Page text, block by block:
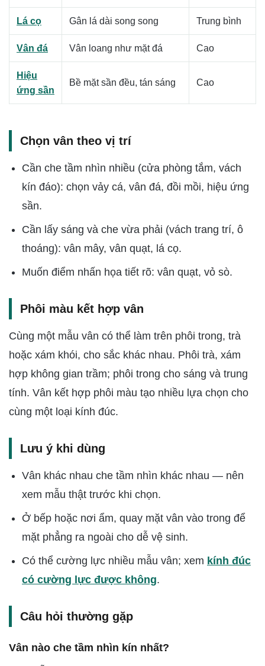
Lá cọ Gân lá dài song song Trung bình
Vân đá Vân loang như mặt đá Cao
Hiệu
ứng sần
Bề mặt sần đều, tán sáng Cao
Chọn vân theo vị trí
Cần che tầm nhìn nhiều (cửa phòng tắm, vách
kín đáo): chọn vảy cá, vân đá, đồi mồi, hiệu ứng
sần.
Cần lấy sáng và che vừa phải (vách trang trí, ô
thoáng): vân mây, vân quạt, lá cọ.
Muốn điểm nhấn họa tiết rõ: vân quạt, vỏ sò.
Phôi màu kết hợp vân
Cùng một mẫu vân có thể làm trên phôi trong, trà
hoặc xám khói, cho sắc khác nhau. Phôi trà, xám
hợp không gian trầm; phôi trong cho sáng và trung
tính. Vân kết hợp phôi màu tạo nhiều lựa chọn cho
cùng một loại kính đúc.
Lưu ý khi dùng
Vân khác nhau che tầm nhìn khác nhau — nên
xem mẫu thật trước khi chọn.
Ở bếp hoặc nơi ẩm, quay mặt vân vào trong để
mặt phẳng ra ngoài cho dễ vệ sinh.
Có thể cường lực nhiều mẫu vân; xem kính đúc
có cường lực được không.
Câu hỏi thường gặp
Vân nào che tầm nhìn kín nhất?